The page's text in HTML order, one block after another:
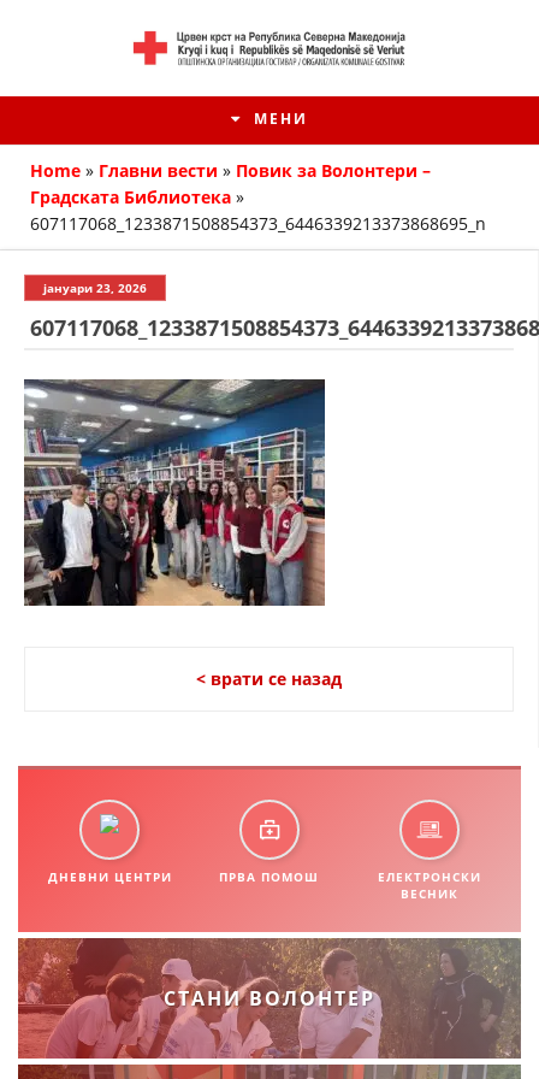
МЕНИ
HISTORIA E KRYQIT TË KUQ
ИСТОРИЈАТ НА ДВИЖЕЊЕТО
СТРУКТУРА НА ОРГАНИЗАЦИЈАТА
КОНТАКТ ИНФОРМАЦИИ
ОРГАНИЗАЦИЈА И РАЗВОЈ
РАКОВОДЕН ОДБОР
СОБРАНИЕ
СТРУКТУРА И ОРГАНИЗАЦИОНА ПОСТАВЕНОСТ
Home » Главни вести » Повик за Волонтери –
Градската Библиотека »
607117068_1233871508854373_6446339213373868695_n
јануари 23, 2026
< врати се назад
ДНЕВНИ ЦЕНТРИ ПРВА ПОМОШ
ЕЛЕКТРОНСКИ
ВЕСНИК
СТАНИ ВОЛОНТЕР